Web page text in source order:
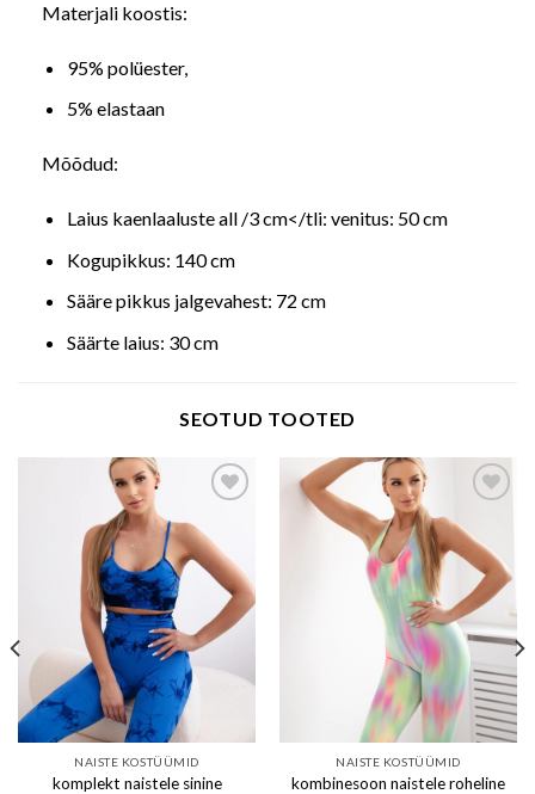
Materjali koostis:
95% polüester,
5% elastaan
Mõõdud:
Laius kaenlaaluste all /3 cm</tli: venitus: 50 cm
Kogupikkus: 140 cm
Sääre pikkus jalgevahest: 72 cm
Säärte laius: 30 cm
SEOTUD TOOTED
Add to wishlist
NAISTE KOSTÜÜMID
komplekt naistele sinine
Add to wishlist
NAISTE KOSTÜÜMID
kombinesoon naistele roheline